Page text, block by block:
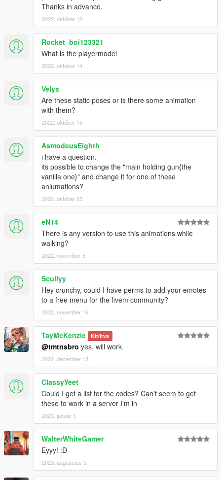
Thanks in advance.
2022. október 12.
Rocket_boi123321
What is the playermodel
2022. október 14.
Velys
Are these static poses or is there some animation
with them?
2022. október 15.
AsmodeusEighth
i have a question.
its possible to change the "main holding gun{the
vanilla one}" and change it for one of these
aniumations?
2022. október 23.
eN14
There is any version to use this animations while
walking?
2022. november 5.
Scullyy
Hey crunchy, could I have perms to add your emotes
to a free menu for the fivem community?
2022. november 16.
TayMcKenzie Kitíltva
@tmtnsbro yes, will work.
2022. december 13.
ClassyYeet
Could I get a list for the codes? Can't seem to get
these to work in a server I'm in
2023. január 1.
WalterWhiteGamer
Eyyy! :D
2023. augusztus 5.